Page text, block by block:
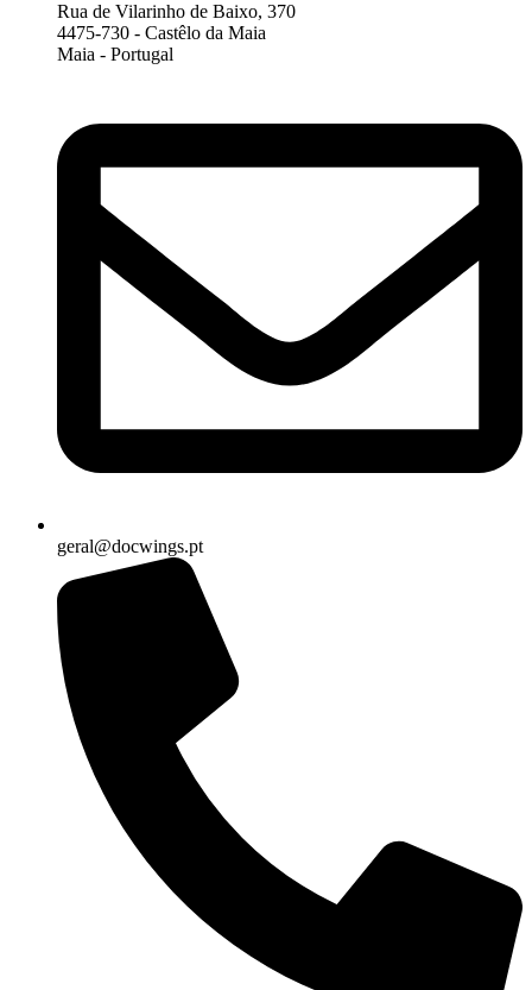
Rua de Vilarinho de Baixo, 370
4475-730 - Castêlo da Maia
Maia - Portugal
geral@docwings.pt